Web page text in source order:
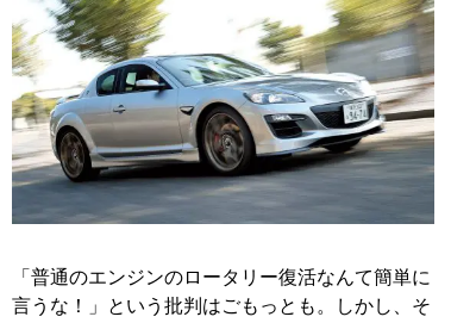
「普通のエンジンのロータリー復活なんて簡単に
言うな！」という批判はごもっとも。しかし、そ